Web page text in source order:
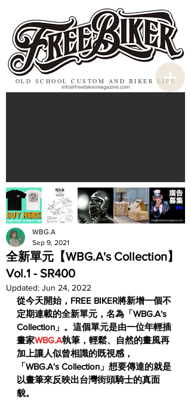
OLD SCHOOL CUSTOM AND BIKER LIFE
info@freebikermagazine.com
全新單元【WBG.A's Collection】
Vol.1 - SR400
WBG.A
Sep 9, 2021
Updated: Jun 24, 2022
從今天開始，FREE BIKER將新增一個不
定期連載的全新單元，名為「WBG.A's
Collection」。這個單元是由一位年輕插
畫家WBG.A執筆，輕鬆、自然的畫風再
加上讓人似曾相識的既視感，
「WBG.A's Collection」想要傳達的就是
以畫筆來反映出台灣街頭騎士的真面
貌。